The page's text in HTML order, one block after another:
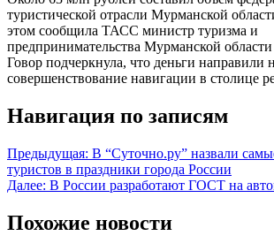
туристической отрасли Мурманской
этом сообщила ТАСС министр туризма и
предпринимательства Мурманской
Говор подчеркнула, что деньги направили
совершенствование навигации в столице
Навигация по записям
Предыдущая: В “Суточно.ру” назвали
туристов в праздники города России
Далее: В России разработают ГОСТ на
Похожие новости